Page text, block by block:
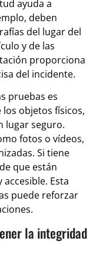
ayuda a
deben
del lugar del
y de las
proporciona
del incidente.
pruebas es
objetos físicos,
lugar seguro.
fotos o vídeos,
Si tiene
que están
Esta
puede reforzar
la integridad